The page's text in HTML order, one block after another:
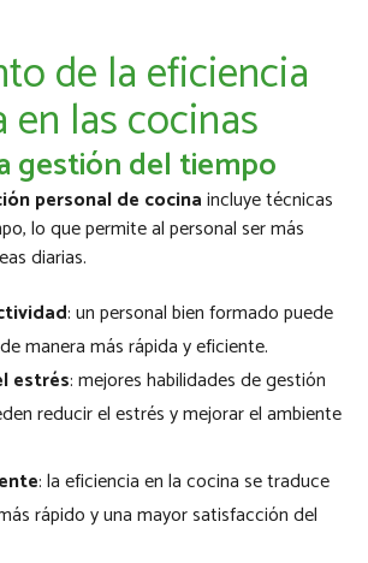
de la eficiencia
las cocinas
gestión del tiempo
personal de cocinaincluye técnicas
lo que permite al personal ser más
diarias.
: un personal bien formado puede
manera más rápida y eficiente.
estrés: mejores habilidades de gestión
reducir el estrés y mejorar el ambiente
: la eficiencia en la cocina se traduce
rápido y una mayor satisfacción del